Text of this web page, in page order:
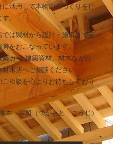
に活用して本物の家づくりを行
す。
では製材から設計・施工まで安
営をおこなっています。
築 から 建築資材、材木などお
木店へご相談ください。
ご相談を心よりお待ちしており
本 幸司（つかもと こうじ）